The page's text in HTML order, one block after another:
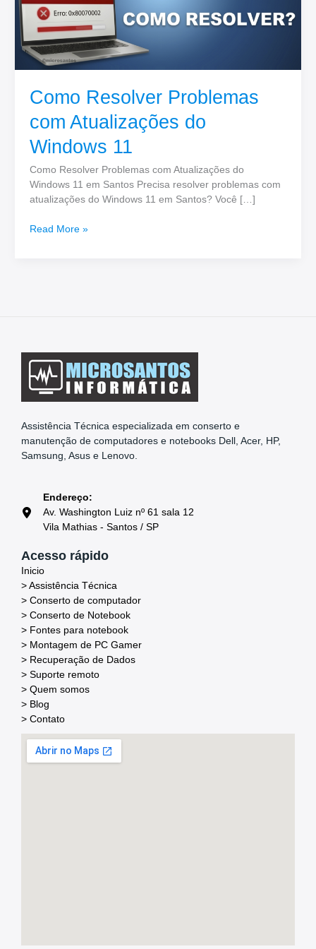
Como Resolver Problemas
com Atualizações do
Windows 11
Como Resolver Problemas com Atualizações do
Windows 11 em Santos Precisa resolver problemas com
atualizações do Windows 11 em Santos? Você […]
Read More »
Assistência Técnica especializada em conserto e
manutenção de computadores e notebooks Dell, Acer, HP,
Samsung, Asus e Lenovo.
Endereço:
Av. Washington Luiz nº 61 sala 12
Vila Mathias - Santos / SP
Acesso rápido
Inicio
> Assistência Técnica
> Conserto de computador
> Conserto de Notebook
> Fontes para notebook
> Montagem de PC Gamer
> Recuperação de Dados
> Suporte remoto
> Quem somos
> Blog
> Contato